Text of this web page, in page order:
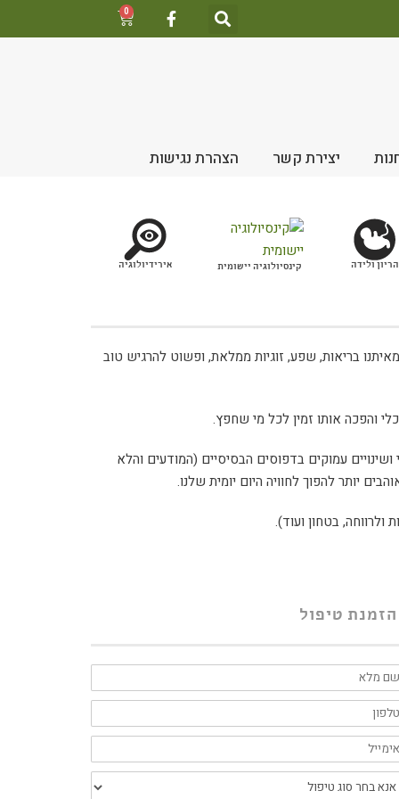
0
יצירת קשר הצהרת נגישות
הריון ולידה קינסיולוגיה יישומית אירידיולוגיה
בריאות, שפע, זוגיות ממלאת, ופשוט להרגיש טוב
והפכה אותו זמין לכל מי שחפץ.
עמוקים בדפוסים הבסיסיים (המודעים והלא
יותר להפוך לחוויה היום יומית שלנו.
בטחון ועוד).
הזמנת טיפול